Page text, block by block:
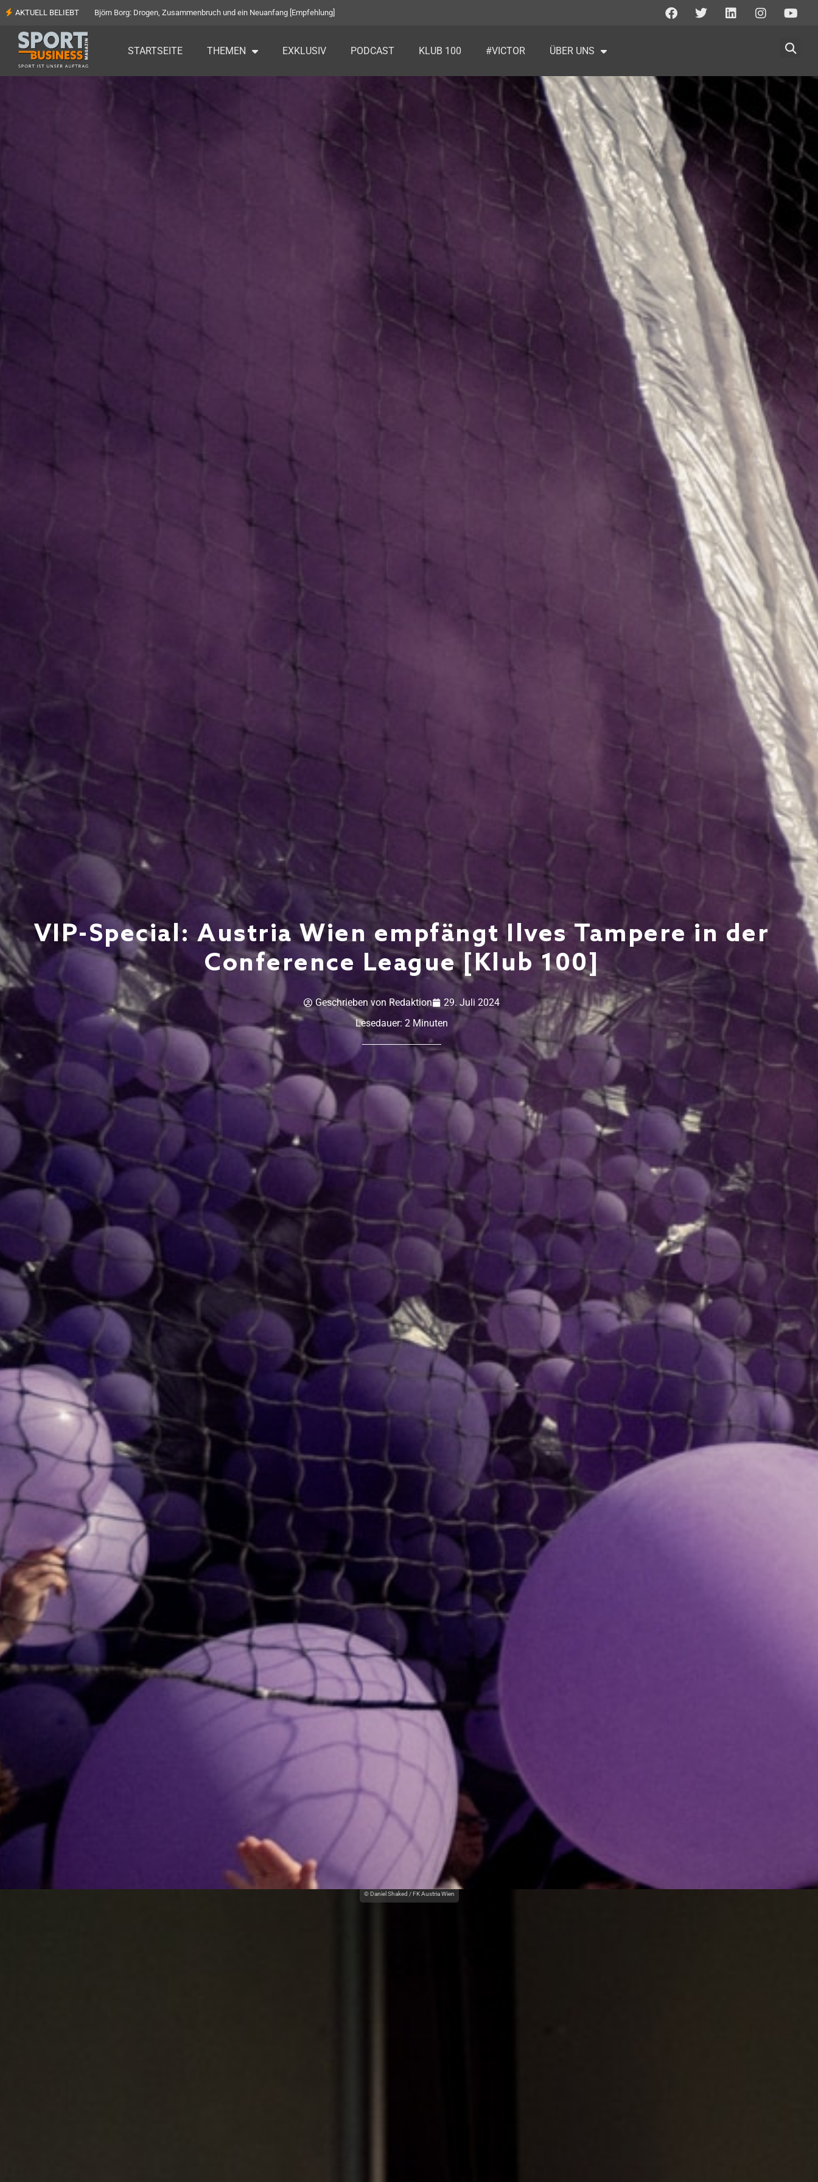
AKTUELL BELIEBT Björn Borg: Drogen, Zusammenbruch und ein Neuanfang [Empfehlung]
STARTSEITE THEMEN EXKLUSIV PODCAST KLUB 100 #VICTOR ÜBER UNS
VIP-Special: Austria Wien empfängt Ilves Tampere in der
Conference League [Klub 100]
Geschrieben von Redaktion
29. Juli 2024
Lesedauer: 2 Minuten
© Daniel Shaked / FK Austria Wien